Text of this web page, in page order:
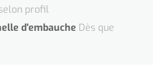
profil
d'embauche Dès que